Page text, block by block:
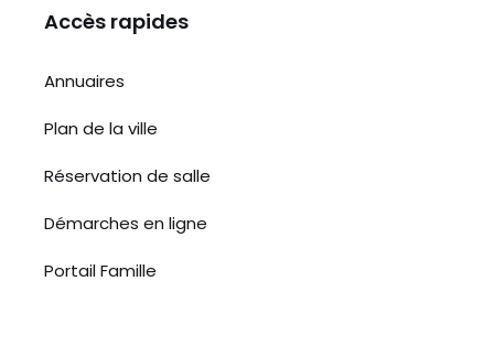
Accès rapides
Annuaires
Plan de la ville
Réservation de salle
Démarches en ligne
Portail Famille